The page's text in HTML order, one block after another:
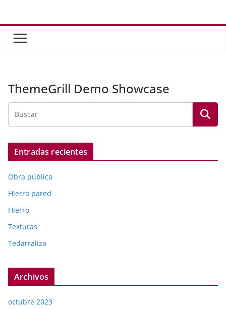
contenido
ThemeGrill Demo Showcase
Entradas recientes
Obra pública
Hierro pared
Hierro
Texturas
Tedarraliza
Archivos
octubre 2023